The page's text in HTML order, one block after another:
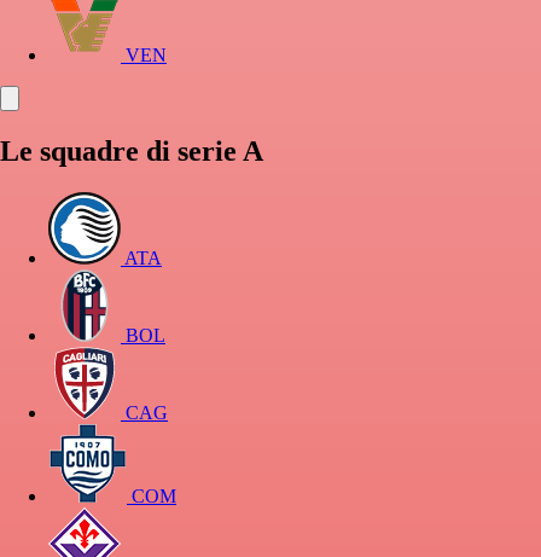
VEN
Le squadre di serie A
ATA
BOL
CAG
COM